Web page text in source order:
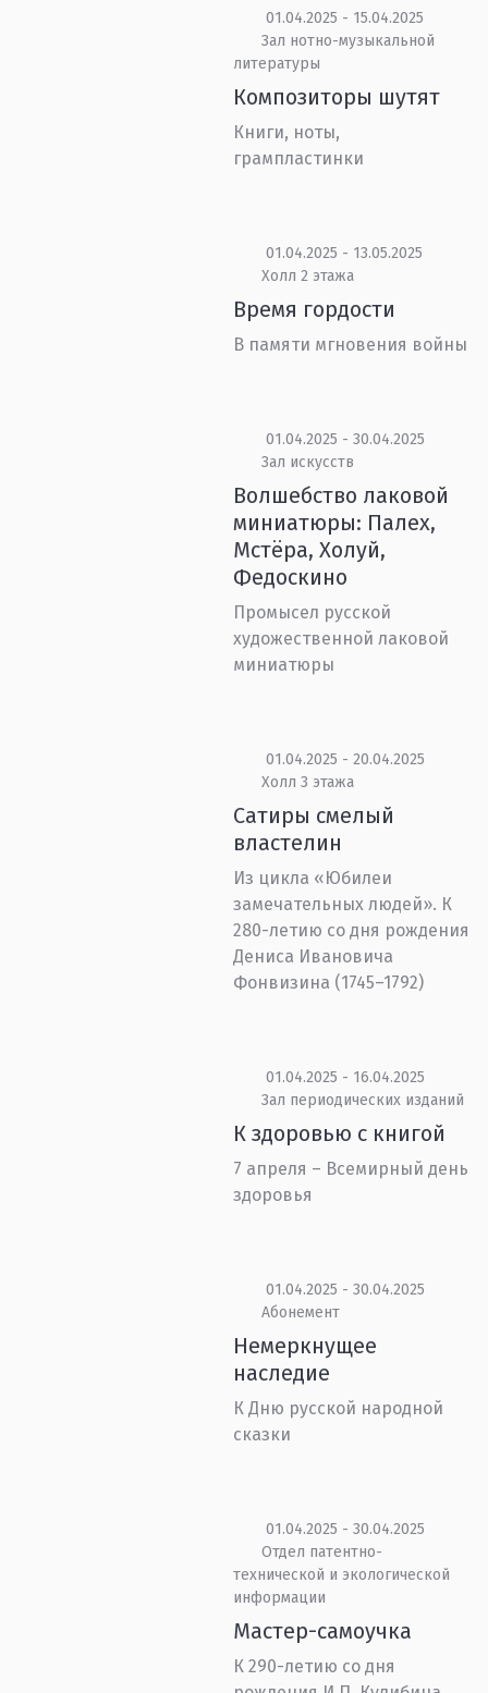
01.04.2025 - 15.04.2025
Зал нотно-музыкальной
литературы
Композиторы шутят
Книги, ноты,
грампластинки
01.04.2025 - 13.05.2025
Холл 2 этажа
Время гордости
В памяти мгновения войны
01.04.2025 - 30.04.2025
Зал искусств
Волшебство лаковой
миниатюры: Палех,
Мстёра, Холуй,
Федоскино
Промысел русской
художественной лаковой
миниатюры
01.04.2025 - 20.04.2025
Холл 3 этажа
Сатиры смелый
властелин
Из цикла «Юбилеи
замечательных людей». К
280-летию со дня рождения
Дениса Ивановича
Фонвизина (1745–1792)
01.04.2025 - 16.04.2025
Зал периодических изданий
К здоровью с книгой
7 апреля – Всемирный день
здоровья
01.04.2025 - 30.04.2025
Абонемент
Немеркнущее
наследие
К Дню русской народной
сказки
01.04.2025 - 30.04.2025
Отдел патентно-
технической и экологической
информации
Мастер-самоучка
К 290-летию со дня